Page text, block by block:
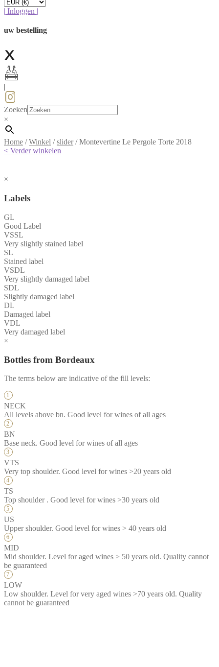
| Inloggen |
uw bestelling
Zoeken
×
Home /Winkel /slider/Montevertine Le Pergole Torte 2018
< Verder winkelen
×
Labels
GL
Good Label
VSSL
Very slightly stained label
SL
Stained label
VSDL
Very slightly damaged label
SDL
Slightly damaged label
DL
Damaged label
VDL
Very damaged label
×
Bottles from Bordeaux
The terms below are indicative of the fill levels:
NECK
All levels above bn. Good level for wines of all ages
BN
Base neck. Good level for wines of all ages
VTS
Very top shoulder. Good level for wines >20 years old
TS
Top shoulder . Good level for wines >30 years old
US
Upper shoulder. Good level for wines > 40 years old
MID
Mid shoulder. Level for aged wines > 50 years old. Quality cannot
be guaranteed
LOW
Low shoulder. Level for very aged wines >70 years old. Quality
cannot be guaranteed